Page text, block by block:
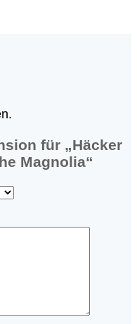
für „Häcker
Magnolia“